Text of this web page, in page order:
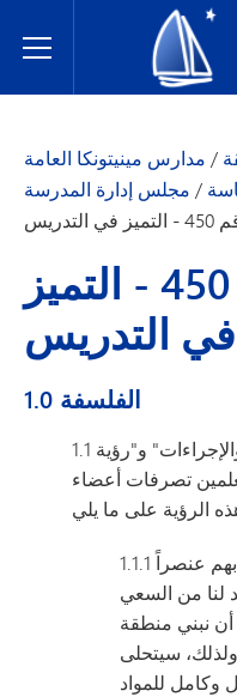
Toggle Menu
مينيتونكا العامة
مدارس مينيتونكا العامة /
مجلس إدارة المدرسة /
السياسة رقم 450 - التميز
في التدريس
1.0 الفلسفة
1.1 تُحكم أحكام "دليل السياسات والإجراءات" و"رؤية
تصرفات أعضاء
1.1.1 يعد التفاعل بين المعلمين وطلابهم عنصراً
لنا من السعي
أن نبني منطقة
سيتحلى
وكامل للمواد